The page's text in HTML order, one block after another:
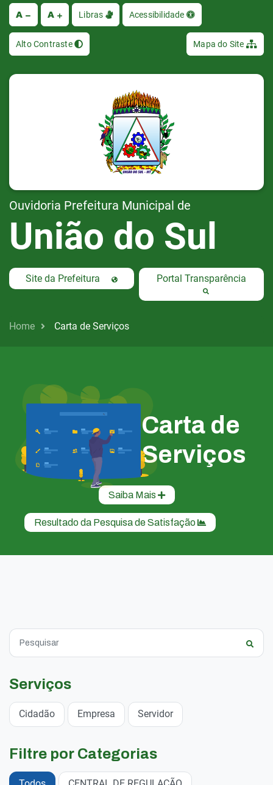
A A Libras Acessibilidade
Alto Contraste Mapa do Site
Ouvidoria Prefeitura Municipal de
União do Sul
Site da Prefeitura Portal Transparência
Home Carta de Serviços
Carta de
Serviços
Saiba Mais
Resultado da Pesquisa de Satisfação
Serviços
Cidadão Empresa Servidor
Filtre por Categorias